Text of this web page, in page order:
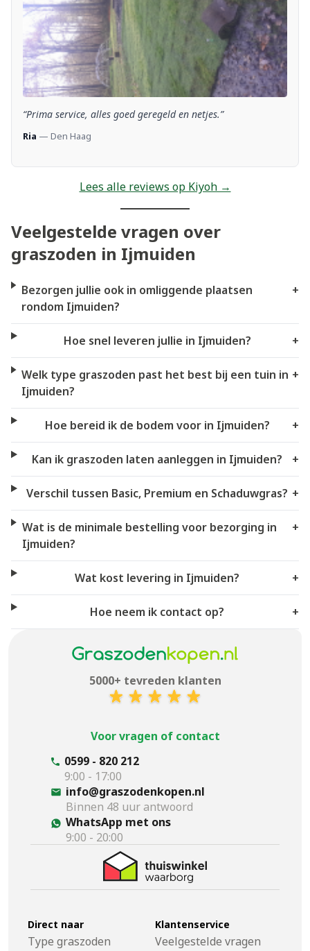
“Prima service, alles goed geregeld en netjes.”
Ria — Den Haag
Lees alle reviews op Kiyoh →
Veelgestelde vragen over
graszoden in Ijmuiden
Bezorgen jullie ook in omliggende plaatsen
rondom Ijmuiden?
+
Hoe snel leveren jullie in Ijmuiden? +
Welk type graszoden past het best bij een tuin in
Ijmuiden?
+
Hoe bereid ik de bodem voor in Ijmuiden? +
Kan ik graszoden laten aanleggen in Ijmuiden? +
Verschil tussen Basic, Premium en Schaduwgras? +
Wat is de minimale bestelling voor bezorging in
Ijmuiden?
+
Wat kost levering in Ijmuiden? +
Hoe neem ik contact op? +
5000+ tevreden klanten
Voor vragen of contact
0599 - 820 212
9:00 - 17:00
info@graszodenkopen.nl
Binnen 48 uur antwoord
WhatsApp met ons
9:00 - 20:00
Direct naar
Type graszoden
Klantenservice
Veelgestelde vragen